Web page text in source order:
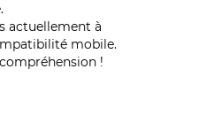
actuellement à
mobile.
!